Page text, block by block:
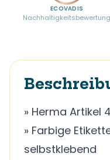
ECOVADIS
Nachhaltigkeitsbewertung
» Herma Artikel
» Farbige
selbstklebend